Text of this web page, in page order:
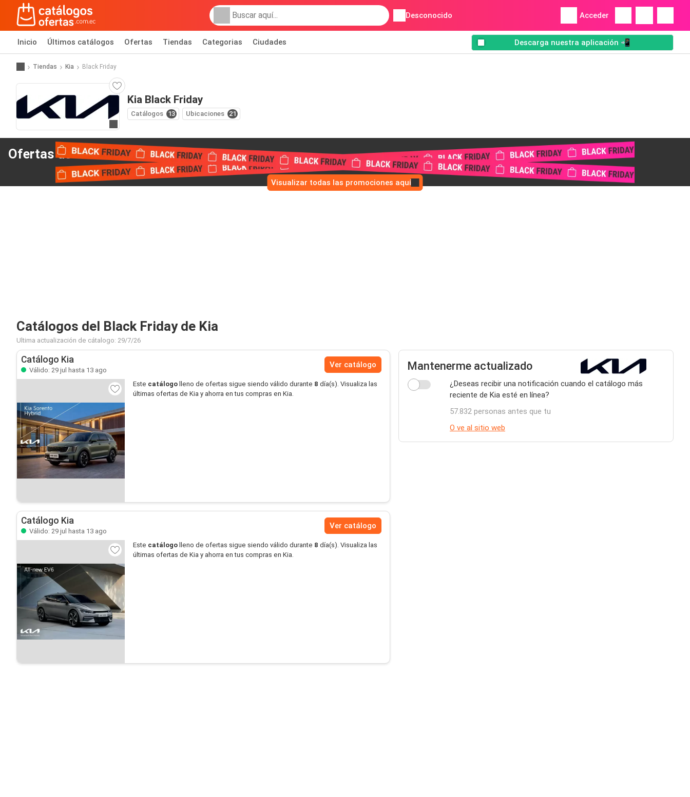
Desconocido Acceder
Inicio Últimos catálogos Ofertas Tiendas Categorias Ciudades Descarga nuestra aplicación 📲
Tiendas Kia Black Friday
Kia Black Friday
Catálogos 13 Ubicaciones 21
Ofertas del Black Fridayde Kia
Visualizar todas las promociones aquí
Catálogos del Black Friday de Kia
Ultima actualización de cátalogo: 29/7/26
Catálogo Kia
Válido: 29 jul hasta 13 ago
Ver catálogo
Este catálogo lleno de ofertas sigue siendo válido durante 8 día(s). Visualiza las
últimas ofertas de Kia y ahorra en tus compras en Kia.
Catálogo Kia
Válido: 29 jul hasta 13 ago
Ver catálogo
Este catálogo lleno de ofertas sigue siendo válido durante 8 día(s). Visualiza las
últimas ofertas de Kia y ahorra en tus compras en Kia.
Mantenerme actualizado
¿Deseas recibir una notificación cuando el catálogo más
reciente de Kia esté en línea?
57.832 personas antes que tu
O ve al sitio web